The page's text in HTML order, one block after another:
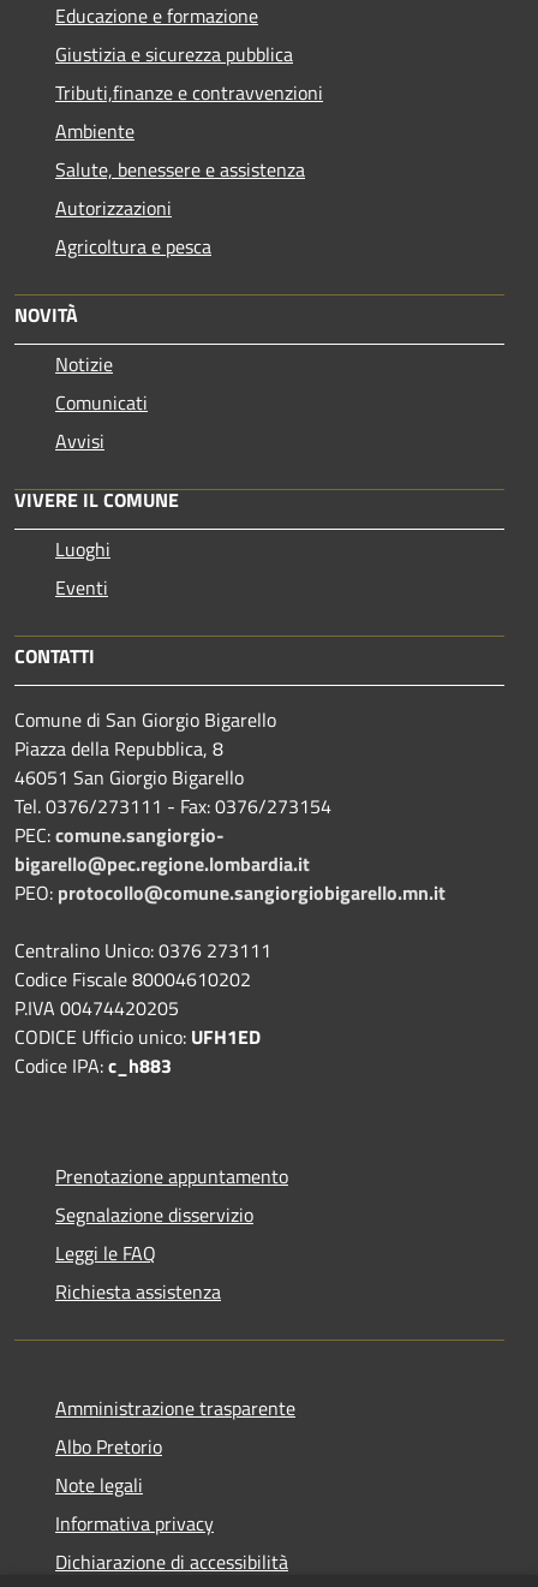
Educazione e formazione
Giustizia e sicurezza pubblica
Tributi,finanze e contravvenzioni
Ambiente
Salute, benessere e assistenza
Autorizzazioni
Agricoltura e pesca
NOVITÀ
Notizie
Comunicati
Avvisi
VIVERE IL COMUNE
Luoghi
Eventi
CONTATTI
Comune di San Giorgio Bigarello
Piazza della Repubblica, 8
46051 San Giorgio Bigarello
Tel. 0376/273111 - Fax: 0376/273154
PEC:comune.sangiorgio-
bigarello@pec.regione.lombardia.it
PEO: protocollo@comune.sangiorgiobigarello.mn.it
Centralino Unico: 0376 273111
Codice Fiscale 80004610202
P.IVA 00474420205
CODICE Ufficio unico: UFH1ED
Codice IPA:c_h883
Prenotazione appuntamento
Segnalazione disservizio
Leggi le FAQ
Richiesta assistenza
Amministrazione trasparente
Albo Pretorio
Note legali
Informativa privacy
Dichiarazione di accessibilità